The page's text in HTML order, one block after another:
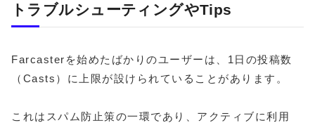
トラブルシューティングやTips
Farcasterを始めたばかりのユーザーは、1日の投稿数
（Casts）に上限が設けられていることがあります。
これはスパム防止策の一環であり、アクティブに利用